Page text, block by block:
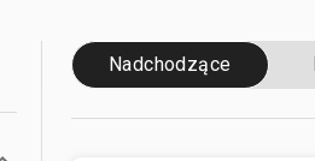
Nadchodzące